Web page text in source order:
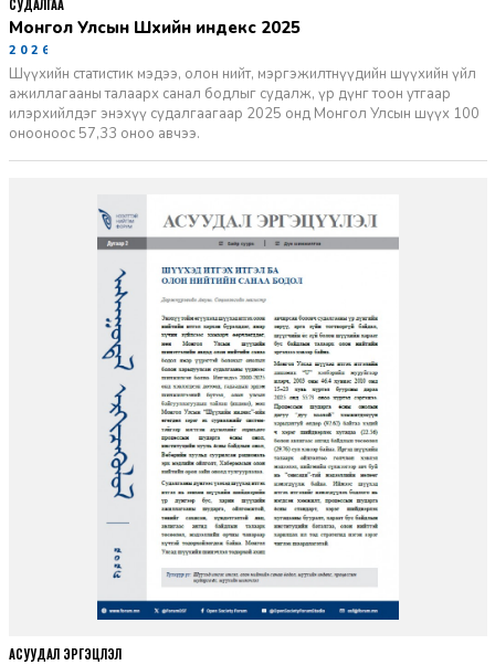
Монгол Улсын Шүүхийн индекс 2025
2026-06-11
Шүүхийн статистик мэдээ, олон нийт, мэргэжилтнүүдийн шүүхийн үйл
ажиллагааны талаарх санал бодлыг судалж, үр дүнг тоон утгаар
илэрхийлдэг энэхүү судалгаагаар 2025 онд Монгол Улсын шүүх 100
онооноос 57,33 оноо авчээ.
СУДАЛГАА
АСУУДАЛ ЭРГЭЦҮҮЛЭЛ